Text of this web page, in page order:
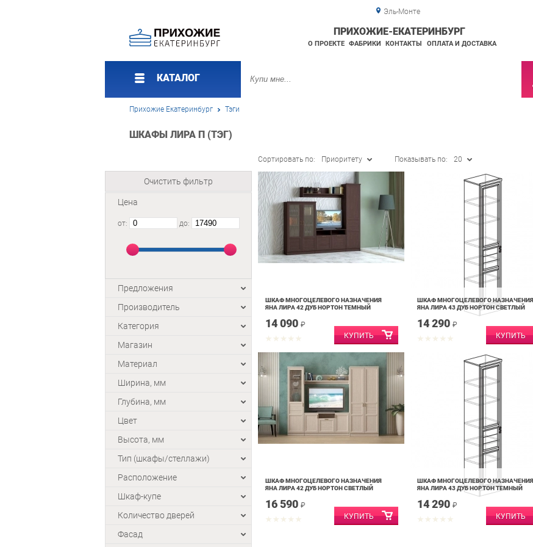
Эль-Монте
ПРИХОЖИЕ-ЕКАТЕРИНБУРГ
О ПРОЕКТЕ ФАБРИКИ КОНТАКТЫ ОПЛАТА И ДОСТАВКА
КАТАЛОГ
Прихожие Екатеринбург Тэги
ШКАФЫ ЛИРА П (ТЭГ)
Очистить фильтр
Цена
от: до:
Предложения
Производитель
Категория
Магазин
Материал
Ширина, мм
Глубина, мм
Цвет
Высота, мм
Тип (шкафы/стеллажи)
Расположение
Шкаф-купе
Количество дверей
Фасад
Сортировать по: Приоритету Показывать по: 20
ШКАФ МНОГОЦЕЛЕВОГО НАЗНАЧЕНИЯ
ЯНА ЛИРА 42 ДУБ НОРТОН ТЕМНЫЙ
14 090 ₽
ШКАФ МНОГОЦЕЛЕВОГО НАЗНАЧЕНИЯ
ЯНА ЛИРА 43 ДУБ НОРТОН СВЕТЛЫЙ
14 290 ₽
ШКАФ МНОГОЦЕЛЕВОГО НАЗНАЧЕНИЯ
ЯНА ЛИРА 42 ДУБ НОРТОН СВЕТЛЫЙ
16 590 ₽
ШКАФ МНОГОЦЕЛЕВОГО НАЗНАЧЕНИЯ
ЯНА ЛИРА 43 ДУБ НОРТОН ТЕМНЫЙ
14 290 ₽